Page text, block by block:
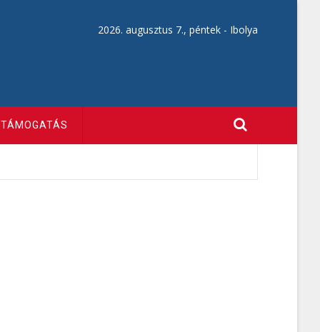
2026. augusztus 7., péntek - Ibolya
TÁMOGATÁS